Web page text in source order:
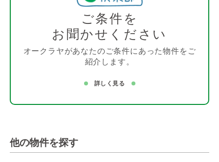
ご条件を
お聞かせください
オークラヤがあなたのご条件にあった物件をご
紹介します。
詳しく見る
他の物件を探す